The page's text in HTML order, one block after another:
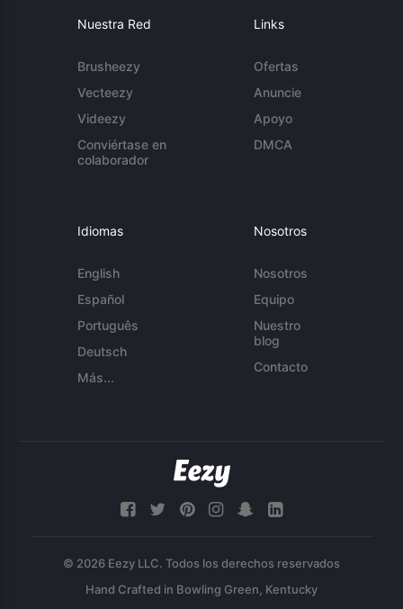
Nuestra Red
Brusheezy
Vecteezy
Videezy
Conviértase en
colaborador
Links
Ofertas
Anuncie
Apoyo
DMCA
Idiomas
English
Español
Português
Deutsch
Más...
Nosotros
Nosotros
Equipo
Nuestro
blog
Contacto
© 2026 Eezy LLC. Todos los derechos reservados